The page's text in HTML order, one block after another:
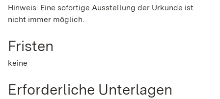
Hinweis: Eine sofortige Ausstellung der Urkunde ist
nicht immer möglich.
Fristen
keine
Erforderliche Unterlagen